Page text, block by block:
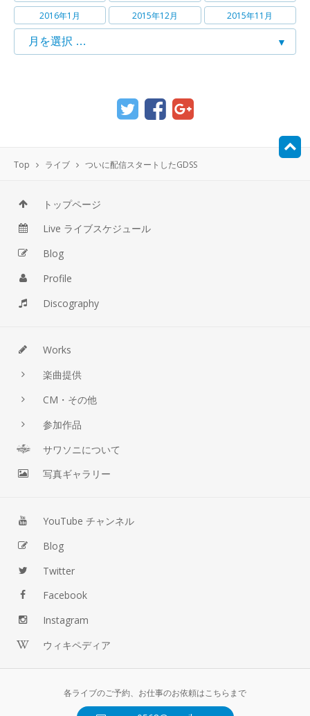
2016年1月
2015年12月 2015年11月
Top ライブ ついに配信スタートしたGDSS
トップページ
Live ライブスケジュール
Blog
Profile
Discography
Works
楽曲提供
CM・その他
参加作品
サワソニについて
写真ギャラリー
YouTube チャンネル
Blog
Twitter
Facebook
Instagram
ウィキペディア
各ライブのご予約、お仕事のお依頼はこちらまで